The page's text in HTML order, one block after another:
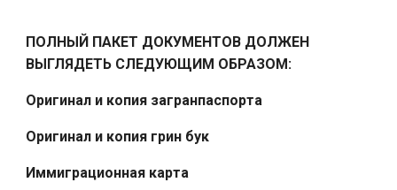
ПОЛНЫЙ ПАКЕТ ДОКУМЕНТОВ ДОЛЖЕН
ВЫГЛЯДЕТЬ СЛЕДУЮЩИМ ОБРАЗОМ:
Оригинал и копия загранпаспорта
Оригинал и копия грин бук
Иммиграционная карта